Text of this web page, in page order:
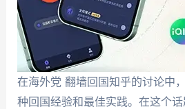
在海外党 翻墙回国知乎的讨论中
种回国经验和最佳实践。在这个